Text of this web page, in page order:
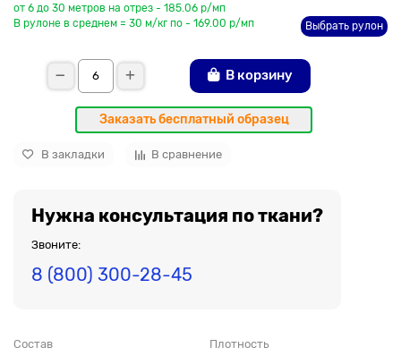
от 6 до 30 метров на отрез - 185.06 р/мп
В рулоне в среднем = 30 м/кг по - 169.00 р/мп
Выбрать рулон
В корзину
Заказать бесплатный образец
В закладки В сравнение
Нужна консультация по ткани?
Звоните:
8 (800) 300-28-45
Состав Плотность